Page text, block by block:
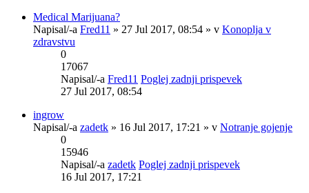
Medical Marijuana?
Napisal/-a Fred11 » 27 Jul 2017, 08:54 » v Konoplja v
zdravstvu
0
17067
Napisal/-a Fred11 Poglej zadnji prispevek
27 Jul 2017, 08:54
ingrow
Napisal/-a zadetk » 16 Jul 2017, 17:21 » v Notranje gojenje
0
15946
Napisal/-a zadetk Poglej zadnji prispevek
16 Jul 2017, 17:21